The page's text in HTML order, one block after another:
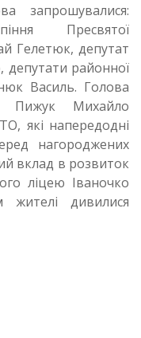
запрошувалися:
Пресвятої
Гелетюк, депутат
депутати районної
Василь. Голова
Пижук Михайло
які напередодні
нагороджених
вклад в розвиток
ліцею Іваночко
дивилися